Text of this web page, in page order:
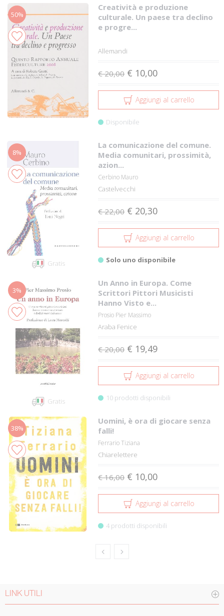
50%
Creatività e produzione
culturale. Un paese tra declino
e progre...
Allemandi
€ 20,00 € 10,00
Aggiungi al carrello
Disponibile
8%
Gratis
La comunicazione del comune.
Media comunitari, prossimità,
azion...
Cerbino Mauro
Castelvecchi
€ 22,00 € 20,30
Aggiungi al carrello
Solo uno disponibile
3%
Gratis
Un Anno in Europa. Come
Scrittori Pittori Musicisti
Hanno Visto e...
Prosio Pier Massimo
Araba Fenice
€ 20,00 € 19,49
Aggiungi al carrello
10 prodotti disponibili
38%
Uomini, è ora di giocare senza
falli!
Ferrario Tiziana
Chiarelettere
€ 16,00 € 10,00
Aggiungi al carrello
4 prodotti disponibili
LINK UTILI